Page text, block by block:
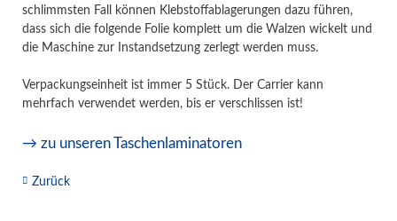
schlimmsten Fall können Klebstoffablagerungen dazu führen,
dass sich die folgende Folie komplett um die Walzen wickelt und
die Maschine zur Instandsetzung zerlegt werden muss.
Verpackungseinheit ist immer 5 Stück. Der Carrier kann
mehrfach verwendet werden, bis er verschlissen ist!
→ zu unseren Taschenlaminatoren
Zurück